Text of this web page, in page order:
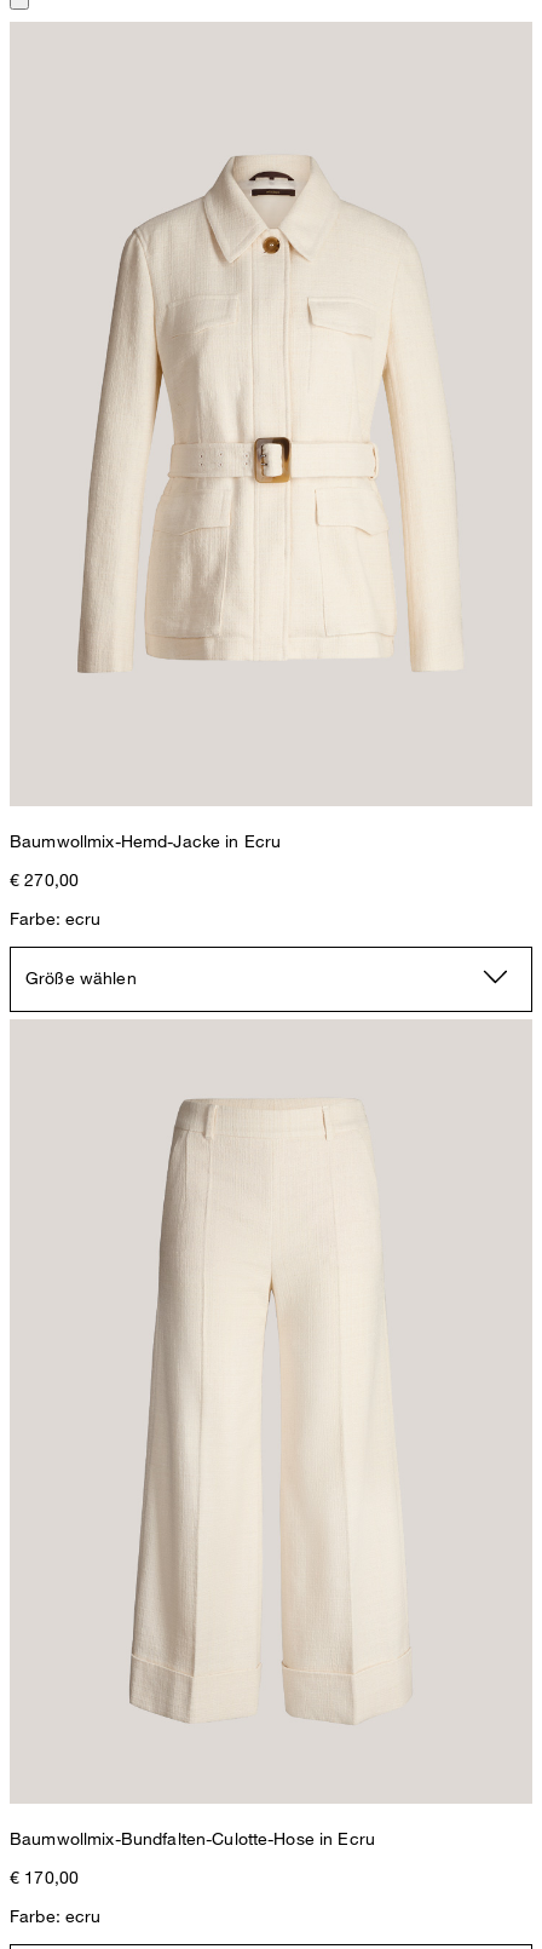
Baumwollmix-Hemd-Jacke in Ecru
€ 270,00
Farbe: ecru
Größe wählen
Baumwollmix-Bundfalten-Culotte-Hose in Ecru
€ 170,00
Farbe: ecru